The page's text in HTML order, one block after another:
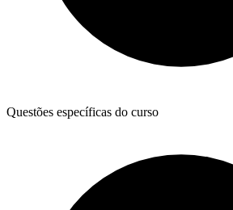
Questões específicas do curso